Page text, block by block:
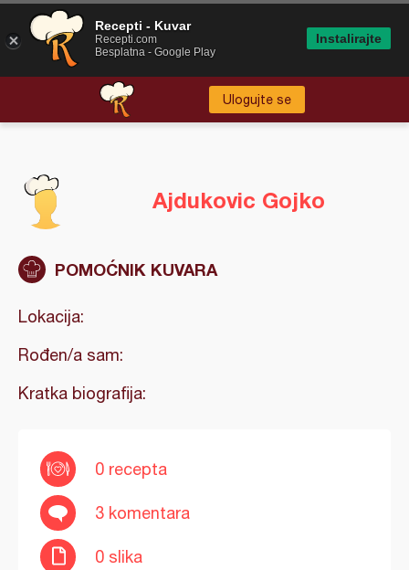
Ulogujte se
Ajdukovic Gojko
POMOĆNIK KUVARA
Lokacija:
Rođen/a sam:
Kratka biografija:
0 recepta
3 komentara
0 slika
Recepti - Kuvar
Recepti.com
Besplatna - Google Play
Instalirajte